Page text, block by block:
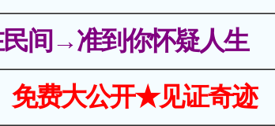
间→准到你怀疑人生
费大公开★见证奇迹